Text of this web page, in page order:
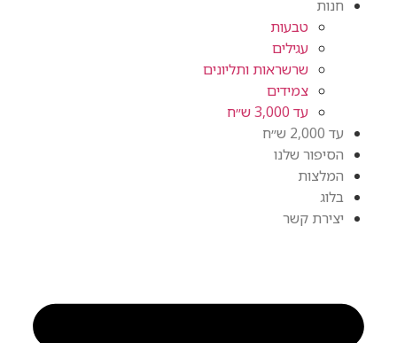
חנות
טבעות
עגילים
שרשראות ותליונים
צמידים
עד 3,000 ש״ח
עד 2,000 ש״ח
הסיפור שלנו
המלצות
בלוג
יצירת קשר